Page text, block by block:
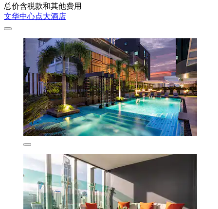
总价含税款和其他费用
文华中心点大酒店